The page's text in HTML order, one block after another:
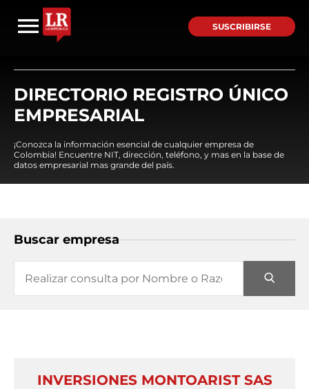
SUSCRIBIRSE
DIRECTORIO REGISTRO ÚNICO
EMPRESARIAL
¡Conozca la información esencial de cualquier empresa de
Colombia! Encuentre NIT, dirección, teléfono, y mas en la base de
datos empresarial mas grande del país.
Buscar empresa
INVERSIONES MONTOARIST SAS